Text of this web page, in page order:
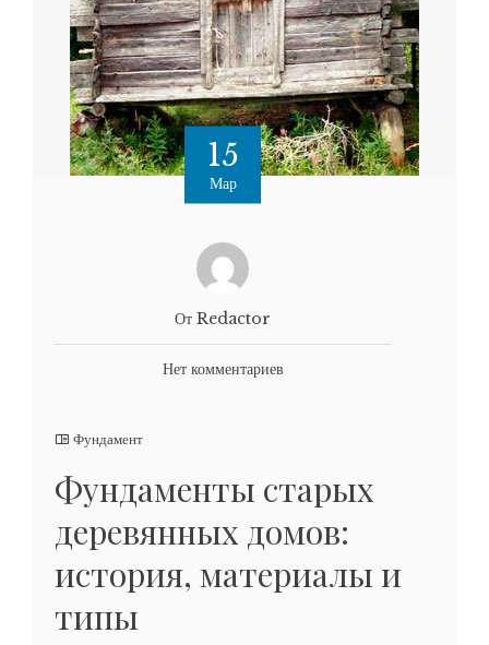
15
Мар
От Redactor
Нет комментариев
Фундамент
Фундаменты старых
деревянных домов:
история, материалы и
типы